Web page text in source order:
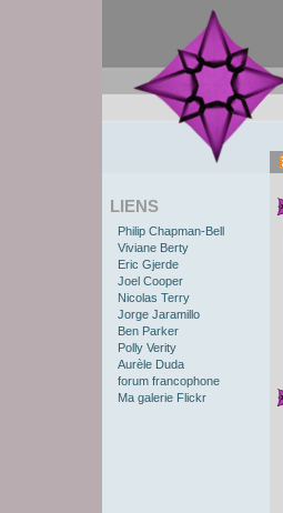
LIENS
Philip Chapman-Bell
Viviane Berty
Eric Gjerde
Joel Cooper
Nicolas Terry
Jorge Jaramillo
Ben Parker
Polly Verity
Aurèle Duda
forum francophone
Ma galerie Flickr